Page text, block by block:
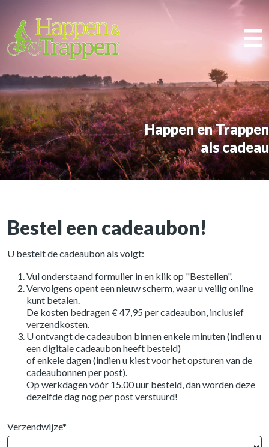
Happen en Trappen
als cadeau
Bestel een cadeaubon!
U bestelt de cadeaubon als volgt:
Vul onderstaand formulier in en klik op "Bestellen".
Vervolgens opent een nieuw scherm, waar u veilig online
kunt betalen.
De kosten bedragen € 47,95 per cadeaubon, inclusief
verzendkosten.
U ontvangt de cadeaubon binnen enkele minuten (indien u
een digitale cadeaubon heeft besteld)
of enkele dagen (indien u kiest voor het opsturen van de
cadeaubonnen per post).
Op werkdagen vóór 15.00 uur besteld, dan worden deze
dezelfde dag nog per post verstuurd!
Verzendwijze*